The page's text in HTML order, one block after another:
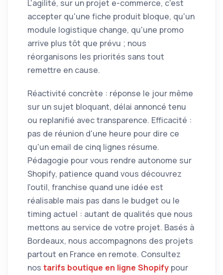
L'agilité, sur un projet e-commerce, c'est
accepter qu'une fiche produit bloque, qu'un
module logistique change, qu'une promo
arrive plus tôt que prévu ; nous
réorganisons les priorités sans tout
remettre en cause.
Réactivité concrète : réponse le jour même
sur un sujet bloquant, délai annoncé tenu
ou replanifié avec transparence. Efficacité :
pas de réunion d'une heure pour dire ce
qu'un email de cinq lignes résume.
Pédagogie pour vous rendre autonome sur
Shopify, patience quand vous découvrez
l'outil, franchise quand une idée est
réalisable mais pas dans le budget ou le
timing actuel : autant de qualités que nous
mettons au service de votre projet. Basés à
Bordeaux, nous accompagnons des projets
partout en France en remote. Consultez
nos tarifs boutique en ligne Shopify pour